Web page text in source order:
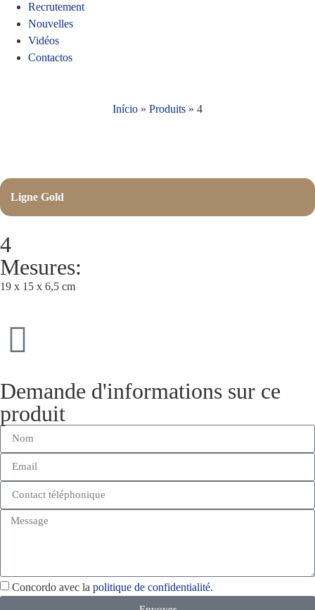
Recrutement
Nouvelles
Vidéos
Contactos
Início » Produits » 4
Ligne Gold
4
Mesures:
19 x 15 x 6,5 cm
Demande d'informations sur ce
produit
Concordo avec la politique de confidentialité.